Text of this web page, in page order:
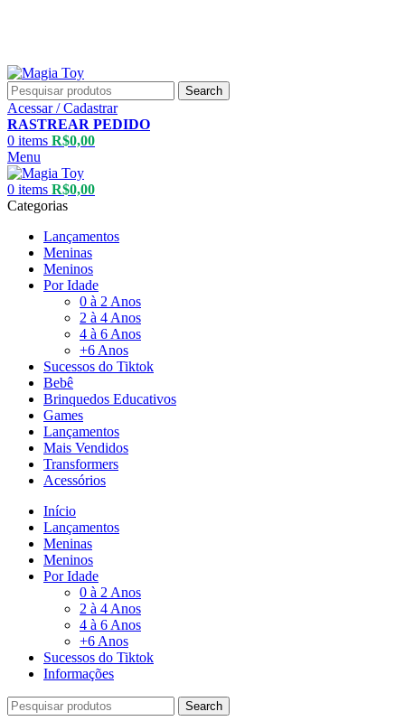
Search
Acessar / Cadastrar
RASTREAR PEDIDO
0 items R$0,00
Menu
0 items R$0,00
Categorias
Lançamentos
Meninas
Meninos
Por Idade
0 à 2 Anos
2 à 4 Anos
4 à 6 Anos
+6 Anos
Sucessos do Tiktok
Bebê
Brinquedos Educativos
Games
Lançamentos
Mais Vendidos
Transformers
Acessórios
Início
Lançamentos
Meninas
Meninos
Por Idade
0 à 2 Anos
2 à 4 Anos
4 à 6 Anos
+6 Anos
Sucessos do Tiktok
Informações
Search